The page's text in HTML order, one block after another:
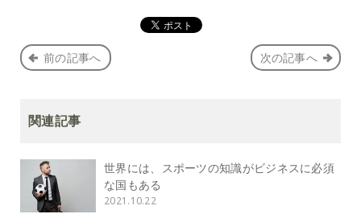
前の記事へ 次の記事へ
関連記事
世界には、スポーツの知識がビジネスに必須
な国もある
2021.10.22